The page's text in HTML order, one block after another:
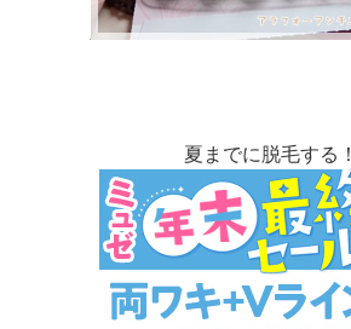
夏までに脱毛する！